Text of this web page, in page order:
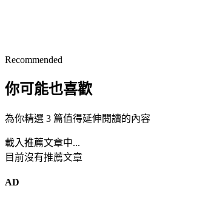
Recommended
你可能也喜歡
為你精選 3 篇值得延伸閱讀的內容
載入推薦文章中...
目前沒有推薦文章
AD